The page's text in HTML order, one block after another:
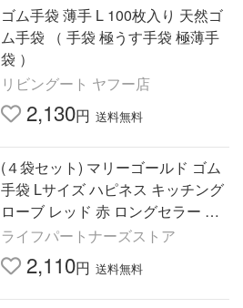
ゴム手袋 薄手 L 100枚入り 天然ゴ
ム手袋 （ 手袋 極うす手袋 極薄手
袋 ）
リビングート ヤフー店
2,130円 送料無料
(４袋セット) マリーゴールド ゴム
手袋 Lサイズ ハピネス キッチング
ローブ レッド 赤 ロングセラー 手
袋 天然ゴム オカモト L 4双
ライフパートナーズストア
2,110円 送料無料